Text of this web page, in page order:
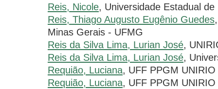
Reis, Nicole, Universidade Estadual de
Reis, Thiago Augusto Eugênio Guedes
Minas Gerais - UFMG
Reis da Silva Lima, Lurian José,
Reis da Silva Lima, Lurian José,
Requião, Luciana, UFF PPGM UNIRIO
Requião, Luciana, UFF PPGM UNIRIO